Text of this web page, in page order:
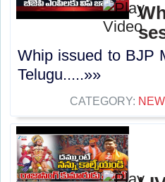
Whip issued to BJP
Telugu.....»»
CATEGORY: